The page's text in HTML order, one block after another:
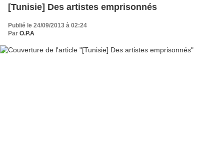
[Tunisie] Des artistes emprisonnés
Publié le 24/09/2013 à 02:24
Par O.P.A